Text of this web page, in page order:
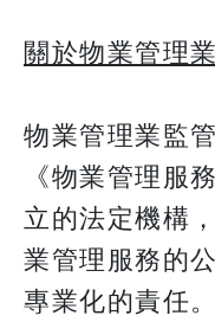
關於物業管理
物業管理業監
《物業管理服
立的法定機構
業管理服務的
專業化的責任